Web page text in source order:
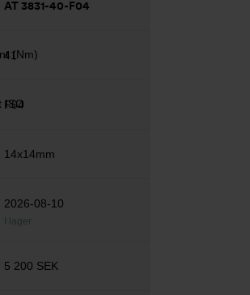
AT 3831-40-F04
41
F04
14x14mm
2026-08-10
I lager
5 200 SEK